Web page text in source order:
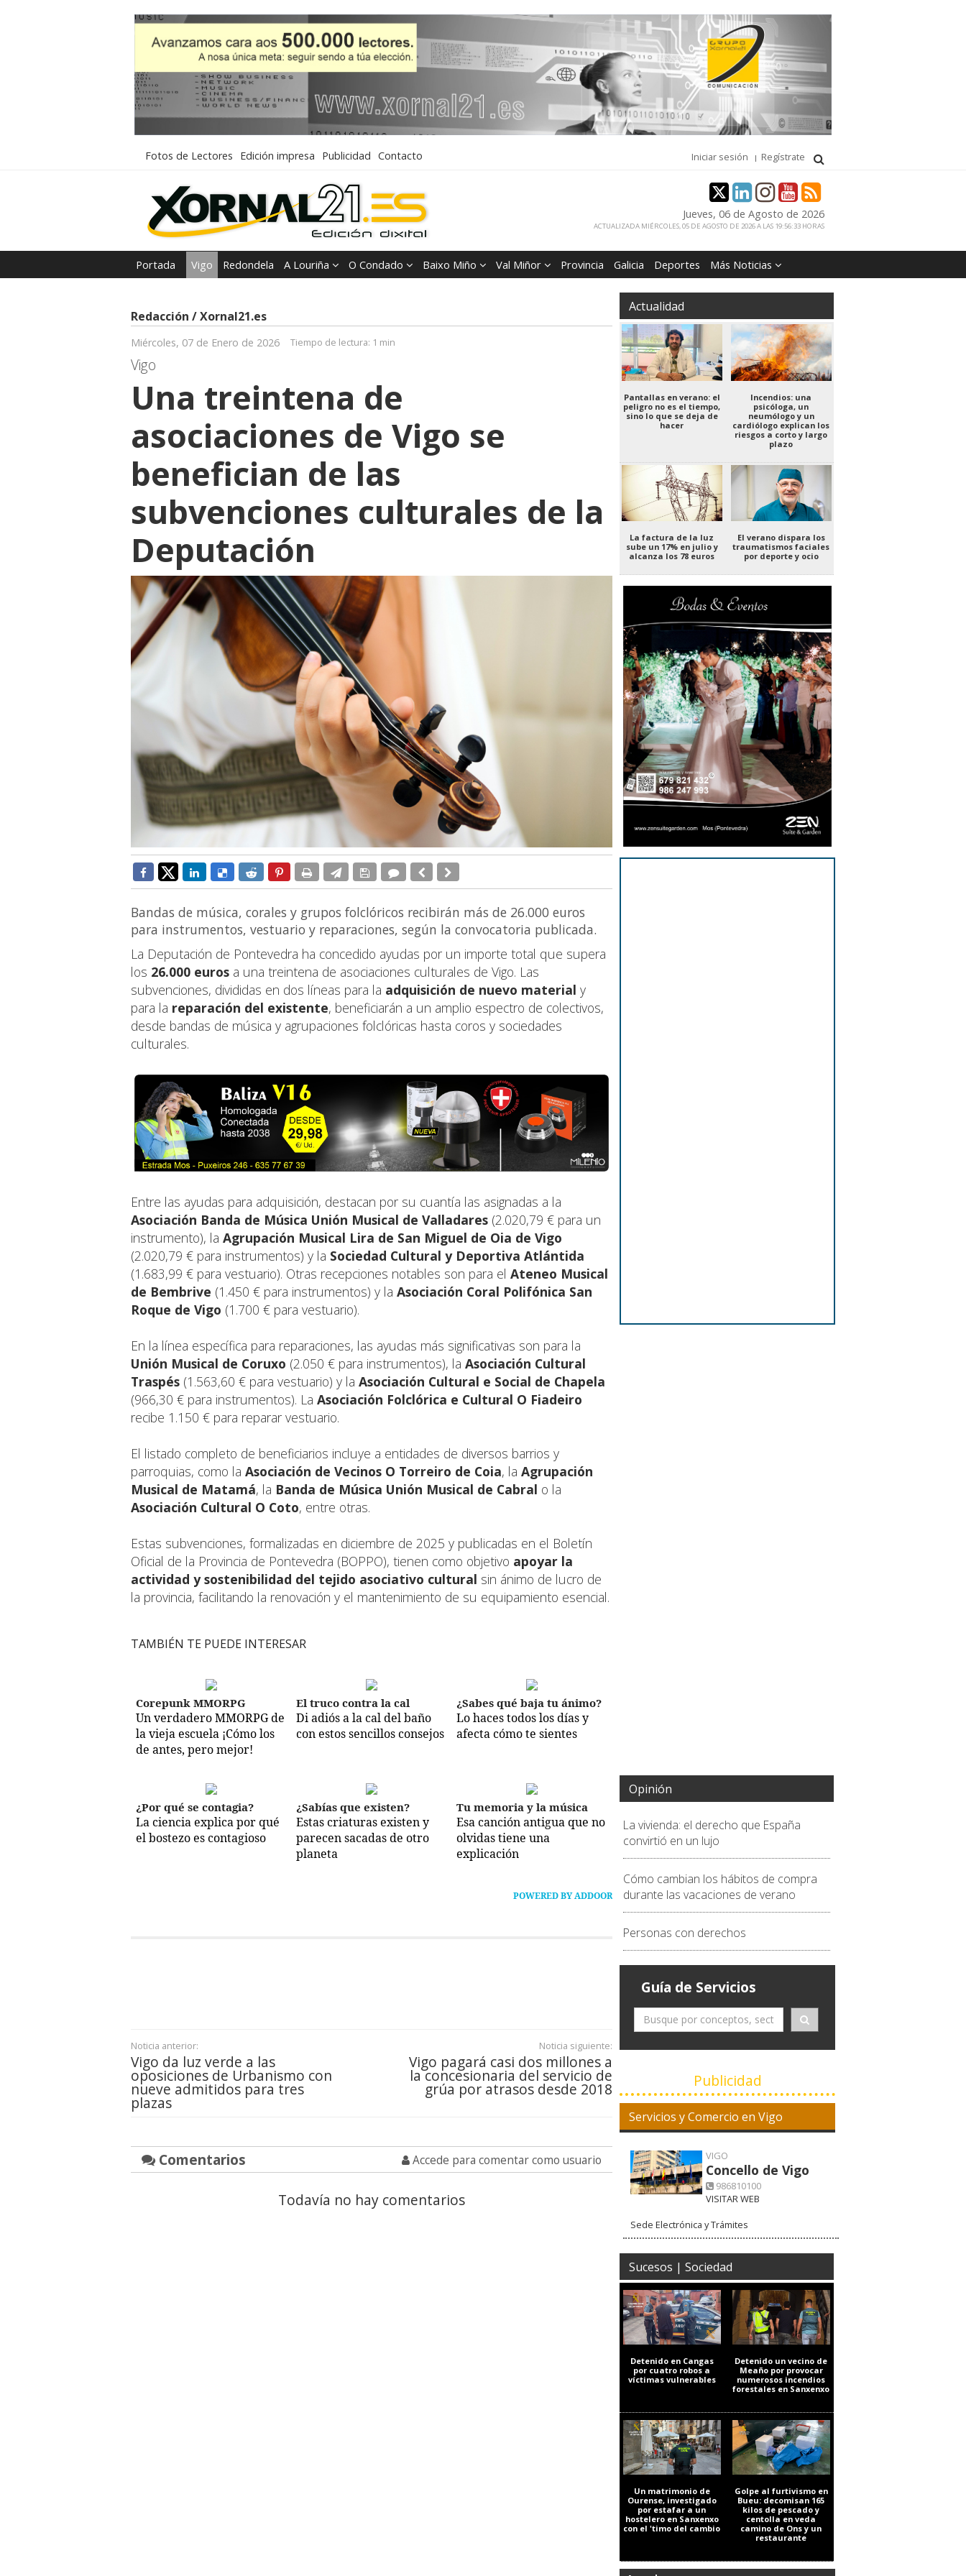
Fotos de Lectores Edición impresa Publicidad Contacto Iniciar sesión Regístrate
Jueves, 06 de Agosto de 2026
ACTUALIZADA MIÉRCOLES, 05 DE AGOSTO DE 2026 A LAS 19:56:33 HORAS
Portada Vigo Redondela A Louriña O Condado Baixo Miño Val Miñor Provincia Galicia Deportes Más Noticias
Redacción / Xornal21.es
Miércoles, 07 de Enero de 2026 Tiempo de lectura: 1 min
Vigo
Una treintena de
asociaciones de Vigo se
benefician de las
subvenciones culturales de la
Deputación
Bandas de música, corales y grupos folclóricos recibirán más de 26.000 euros
para instrumentos, vestuario y reparaciones, según la convocatoria publicada.
La Deputación de Pontevedra ha concedido ayudas por un importe total que supera
los 26.000 euros a una treintena de asociaciones culturales de Vigo. Las
subvenciones, divididas en dos líneas para la adquisición de nuevo material y
para la reparación del existente, beneficiarán a un amplio espectro de colectivos,
desde bandas de música y agrupaciones folclóricas hasta coros y sociedades
culturales.
Entre las ayudas para adquisición, destacan por su cuantía las asignadas a la
Asociación Banda de Música Unión Musical de Valladares (2.020,79 € para un
instrumento), la Agrupación Musical Lira de San Miguel de Oia de Vigo
(2.020,79 € para instrumentos) y la Sociedad Cultural y Deportiva Atlántida
(1.683,99 € para vestuario). Otras recepciones notables son para el Ateneo Musical
de Bembrive (1.450 € para instrumentos) y la Asociación Coral Polifónica San
Roque de Vigo (1.700 € para vestuario).
En la línea específica para reparaciones, las ayudas más significativas son para la
Unión Musical de Coruxo (2.050 € para instrumentos), la Asociación Cultural
Traspés (1.563,60 € para vestuario) y la Asociación Cultural e Social de Chapela
(966,30 € para instrumentos). La Asociación Folclórica e Cultural O Fiadeiro
recibe 1.150 € para reparar vestuario.
El listado completo de beneficiarios incluye a entidades de diversos barrios y
parroquias, como la Asociación de Vecinos O Torreiro de Coia, la Agrupación
Musical de Matamá, la Banda de Música Unión Musical de Cabral o la
Asociación Cultural O Coto, entre otras.
Estas subvenciones, formalizadas en diciembre de 2025 y publicadas en el Boletín
Oficial de la Provincia de Pontevedra (BOPPO), tienen como objetivo apoyar la
actividad y sostenibilidad del tejido asociativo cultural sin ánimo de lucro de
la provincia, facilitando la renovación y el mantenimiento de su equipamiento esencial.
TAMBIÉN TE PUEDE INTERESAR
Corepunk MMORPG
Un verdadero MMORPG de
la vieja escuela ¡Cómo los
de antes, pero mejor!
El truco contra la cal
Di adiós a la cal del baño
con estos sencillos consejos
¿Sabes qué baja tu ánimo?
Lo haces todos los días y
afecta cómo te sientes
¿Por qué se contagia?
La ciencia explica por qué
el bostezo es contagioso
¿Sabías que existen?
Estas criaturas existen y
parecen sacadas de otro
planeta
Tu memoria y la música
Esa canción antigua que no
olvidas tiene una
explicación
POWERED BY ADDOOR
Noticia anterior:
Vigo da luz verde a las
oposiciones de Urbanismo con
nueve admitidos para tres
plazas
Noticia siguiente:
Vigo pagará casi dos millones a
la concesionaria del servicio de
grúa por atrasos desde 2018
Comentarios Accede para comentar como usuario
Todavía no hay comentarios
Actualidad
Pantallas en verano: el
peligro no es el tiempo,
sino lo que se deja de
hacer
Incendios: una
psicóloga, un
neumólogo y un
cardiólogo explican los
riesgos a corto y largo
plazo
La factura de la luz
sube un 17% en julio y
alcanza los 78 euros
El verano dispara los
traumatismos faciales
por deporte y ocio
Opinión
La vivienda: el derecho que España
convirtió en un lujo
Cómo cambian los hábitos de compra
durante las vacaciones de verano
Personas con derechos
Guía de Servicios
Publicidad
Servicios y Comercio en Vigo
VIGO
Concello de Vigo
986810100
VISITAR WEB
Sede Electrónica y Trámites
Sucesos | Sociedad
Detenido en Cangas
por cuatro robos a
víctimas vulnerables
Detenido un vecino de
Meaño por provocar
numerosos incendios
forestales en Sanxenxo
Un matrimonio de
Ourense, investigado
por estafar a un
hostelero en Sanxenxo
con el 'timo del cambio
Golpe al furtivismo en
Bueu: decomisan 165
kilos de pescado y
centolla en veda
camino de Ons y un
restaurante